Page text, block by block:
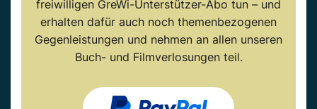
freiwilligen GreWi-Unterstützer-Abo tun – und
erhalten dafür auch noch themenbezogenen
Gegenleistungen und nehmen an allen unseren
Buch- und Filmverlosungen teil.